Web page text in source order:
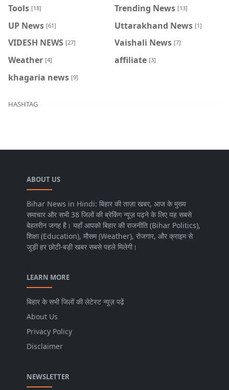
Tools [18] Trending News [13]
UP News [61] Uttarakhand News [1]
VIDESH NEWS [27] Vaishali News [7]
Weather [4] affiliate [3]
khagaria news [9]
HASHTAG
ABOUT US
Bihar News in Hindi: बिहार की ताज़ा खबर, आज के मुख्य
समाचार और सभी 38 जिलों की ब्रेकिंग न्यूज़ पढ़ने के लिए यह सबसे
बेहतरीन जगह है। यहाँ आपको बिहार की राजनीति (Bihar Politics),
शिक्षा (Education), मौसम (Weather), रोजगार, और क्राइम से
जुड़ी हर छोटी-बड़ी खबर सबसे पहले मिलेगी।
LEARN MORE
बिहार के सभी जिलों की लेटेस्ट न्यूज़ पढ़ें
About Us
Privacy Policy
Disclaimer
NEWSLETTER